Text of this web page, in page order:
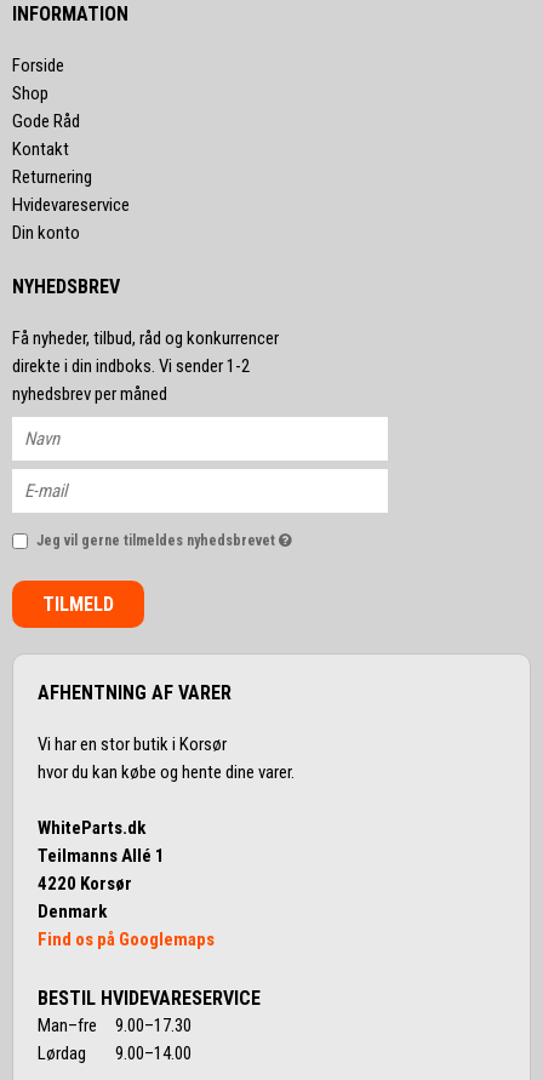
INFORMATION
Forside
Shop
Gode Råd
Kontakt
Returnering
Hvidevareservice
Din konto
NYHEDSBREV
Få nyheder, tilbud, råd og konkurrencer
direkte i din indboks. Vi sender 1-2
nyhedsbrev per måned
Jeg vil gerne tilmeldes nyhedsbrevet
TILMELD
AFHENTNING AF VARER
Vi har en stor butik i Korsør
hvor du kan købe og hente dine varer.
WhiteParts.dk
Teilmanns Allé 1
4220 Korsør
Denmark
Find os på Googlemaps
BESTIL HVIDEVARESERVICE
Man–fre 9.00–17.30
Lørdag 9.00–14.00